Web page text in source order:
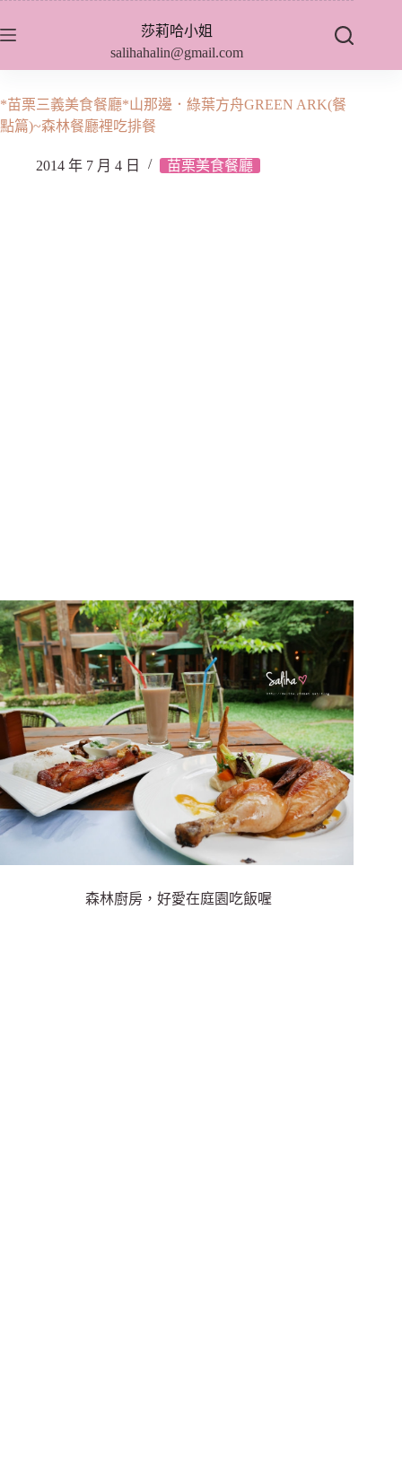
至
內
容
莎莉哈小姐
salihahalin@gmail.com
*苗栗三義美食餐廳*山那邊．綠葉方舟GREEN ARK(餐
點篇)~森林餐廳裡吃排餐
2014 年 7 月 4 日 苗栗美食餐廳
森林廚房，好愛在庭園吃飯喔